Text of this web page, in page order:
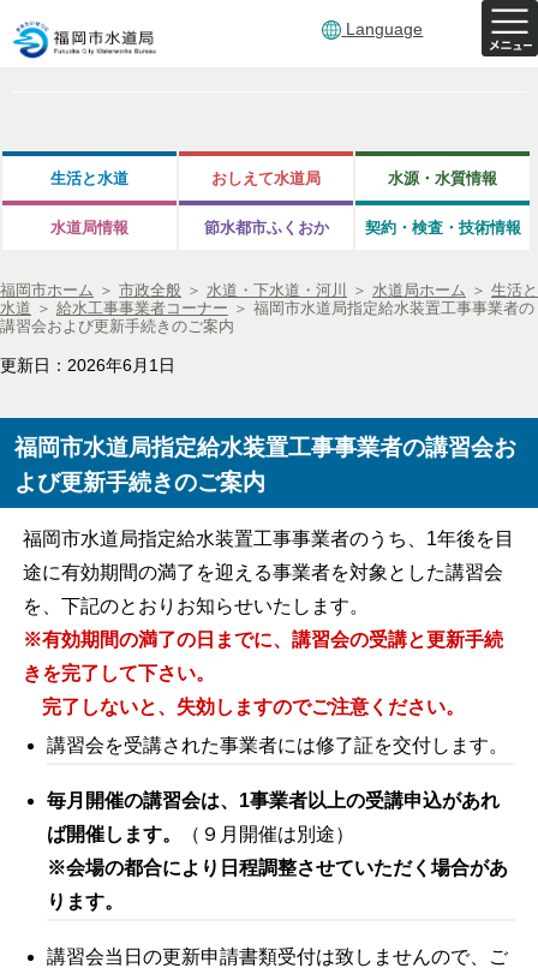
Language
生活と水道 おしえて水道局 水源・水質情報
水道局情報 節水都市ふくおか 契約・検査・技術情報
福岡市ホーム ＞ 市政全般 ＞ 水道・下水道・河川 ＞ 水道局ホーム ＞ 生活と
水道 ＞ 給水工事事業者コーナー ＞ 福岡市水道局指定給水装置工事事業者の
講習会および更新手続きのご案内
更新日：2026年6月1日
福岡市水道局指定給水装置工事事業者の講習会お
よび更新手続きのご案内
福岡市水道局指定給水装置工事事業者のうち、1年後を目
途に有効期間の満了を迎える事業者を対象とした講習会
を、下記のとおりお知らせいたします。
※有効期間の満了の日までに、講習会の受講と更新手続
きを完了して下さい。
完了しないと、失効しますのでご注意ください。
講習会を受講された事業者には修了証を交付します。
毎月開催の講習会は、1事業者以上の受講申込があれ
ば開催します。
（９月開催は別途）
※会場の都合により日程調整させていただく場合があ
ります。
講習会当日の更新申請書類受付は致しませんので、ご